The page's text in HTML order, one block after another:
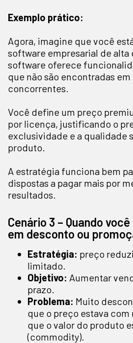
Exemplo prático:
Agora, imagine que você
software empresarial de alta
software oferece
que não são encontradas
concorrentes.
Você define um preço
por licença, justificando o
exclusividade e a qualidade
produto.
A estratégia funciona bem
dispostas a pagar mais por
resultados.
Cenário 3 – Quando
em desconto ou
Estratégia: preço
limitado.
Objetivo: Aumentar
prazo.
Problema: Muito
que o preço estava
que o valor do produto
(commodity).